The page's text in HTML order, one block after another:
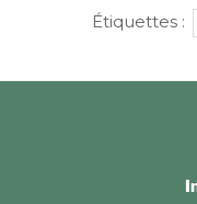
Étiquettes :